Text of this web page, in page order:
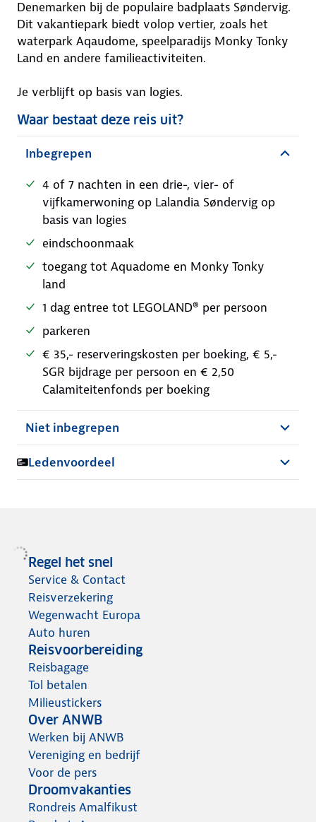
Denemarken bij de populaire badplaats Søndervig.
Dit vakantiepark biedt volop vertier, zoals het
waterpark Aqaudome, speelparadijs Monky Tonky
Land en andere familieactiviteiten.
Je verblijft op basis van logies.
Waar bestaat deze reis uit?
Inbegrepen
4 of 7 nachten in een drie-, vier- of
vijfkamerwoning op Lalandia Søndervig op
basis van logies
eindschoonmaak
toegang tot Aquadome en Monky Tonky
land
1 dag entree tot LEGOLAND® per persoon
parkeren
€ 35,- reserveringskosten per boeking, € 5,-
SGR bijdrage per persoon en € 2,50
Calamiteitenfonds per boeking
Niet inbegrepen
Ledenvoordeel
Regel het snel
Service & Contact
Reisverzekering
Wegenwacht Europa
Auto huren
Reisvoorbereiding
Reisbagage
Tol betalen
Milieustickers
Over ANWB
Werken bij ANWB
Vereniging en bedrijf
Voor de pers
Droomvakanties
Rondreis Amalfikust